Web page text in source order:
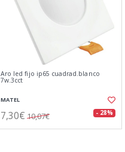
Aro led fijo ip65 cuadrad.blanco
7w.3cct
MATEL
7,30€ 10,07€ - 28%